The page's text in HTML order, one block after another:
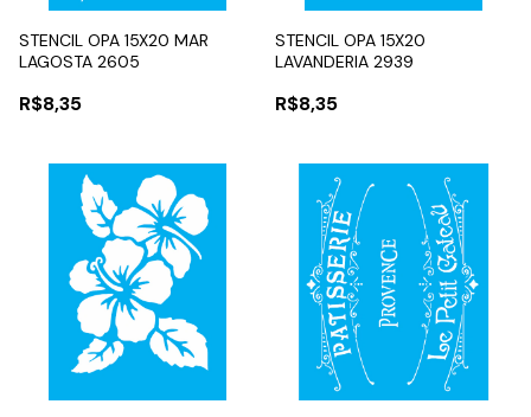
STENCIL OPA 15X20 MAR
LAGOSTA 2605
R$8,35
STENCIL OPA 15X20
LAVANDERIA 2939
R$8,35